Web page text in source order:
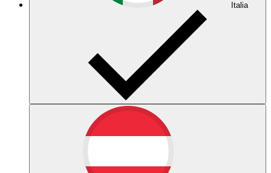
Italia